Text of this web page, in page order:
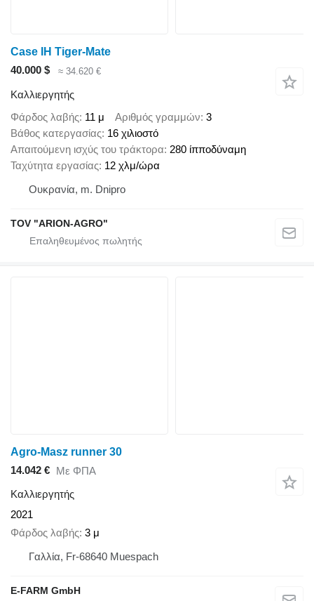
Case IH Tiger-Mate
40.000 $
≈ 34.620 €
Καλλιεργητής
Φάρδος λαβής 11 μ Αριθμός γραμμών 3
Βάθος κατεργασίας 16 χιλιοστό
Απαιτούμενη ισχύς του τράκτορα 280 ίπποδύναμη
Ταχύτητα εργασίας 12 χλμ/ώρα
Ουκρανία, m. Dnipro
TOV "ARION-AGRO"
Agro-Masz runner 30
14.042 € Με ΦΠΑ
Καλλιεργητής
2021
Φάρδος λαβής 3 μ
Γαλλία, Fr-68640 Muespach
E-FARM GmbH